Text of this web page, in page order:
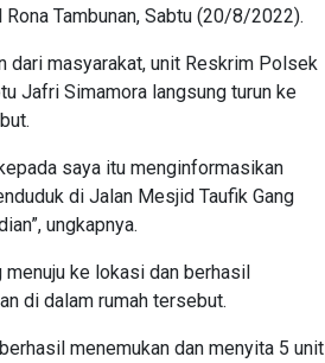
Tambunan, Sabtu (20/8/2022).
dari masyarakat, unit Reskrim Polsek
Jafri Simamora langsung turun ke
saya itu menginformasikan
di Jalan Mesjid Taufik Gang
ungkapnya.
ke lokasi dan berhasil
di dalam rumah tersebut.
menemukan dan menyita 5 unit